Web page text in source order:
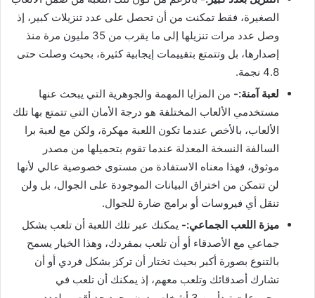
الصغيرة، فقط تمكنت من أن تحصل على عدد تنزيلات كبير، إذ
وصل عدد مرات تنزيلها إلى ما يقرب من 35 مليون مرة منذ
إصدارها، بل وتتمتع بتقييمات إيجابية كثيرة، بحيث وصلت حتى
4.8 نجمة.
لعبة آمنة:- من المزايا المهمة والجوهرية التي يبحث عنها
مستخدمي الألعاب المختلفة هو درجة الأمان التي تتمتع بها تلك
الألعاب، بالأخص عندما تكون اللعبة مهكرة، ولكن مع لعبة برا
السالفة النسخة المعدلة عندما تقوم بتحميلها من مصدر
موثوق، فهذا معناه الاستفادة من مستوى خصوصية عالي لأنها
لن تتمكن من اختراق البيانات الموجودة على الجوال، بل ولن
تنقل أي فيروسات أو برامج ضارة للجوال.
ميزة اللعب الجماعي:- يمكنك عبر تلك اللعبة أن تلعب بشكل
جماعي مع الأصدقاء أو أن تلعب بمفردك، وهذا الخيار يسمح
بالتنوع بصورة أكبر بحيث تختار أن تركز بشكل فردي أو أن
تشارك أصدقائك وتلعب معهم، إذ يمكنك أن تلعب في